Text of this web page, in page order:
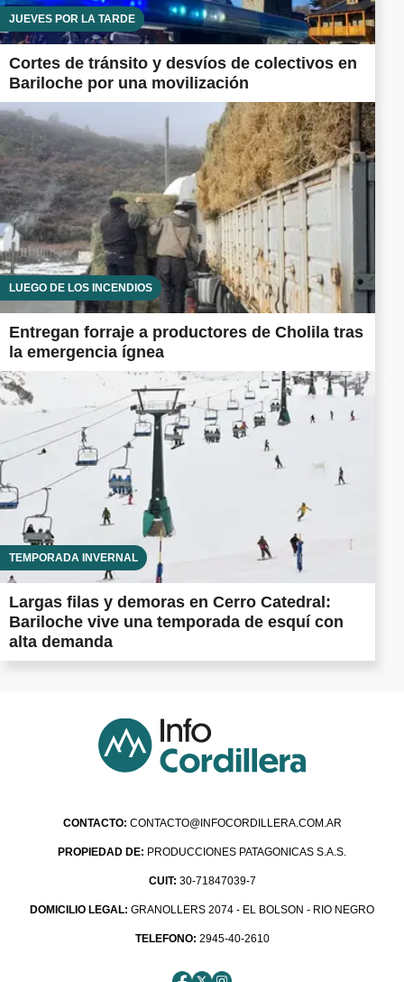
JUEVES POR LA TARDE
Cortes de tránsito y desvíos de colectivos en
Bariloche por una movilización
LUEGO DE LOS INCENDIOS
Entregan forraje a productores de Cholila tras
la emergencia ígnea
TEMPORADA INVERNAL
Largas filas y demoras en Cerro Catedral:
Bariloche vive una temporada de esquí con
alta demanda
CONTACTO: CONTACTO@INFOCORDILLERA.COM.AR
PROPIEDAD DE: PRODUCCIONES PATAGONICAS S.A.S.
CUIT: 30-71847039-7
DOMICILIO LEGAL: GRANOLLERS 2074 - EL BOLSON - RIO NEGRO
TELEFONO: 2945-40-2610